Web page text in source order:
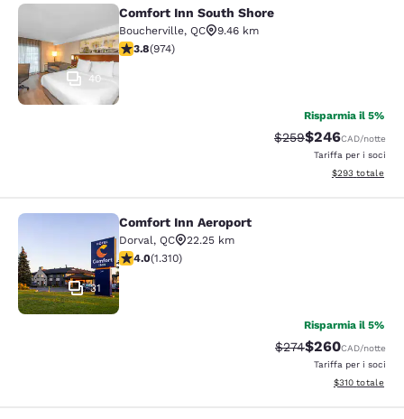
Comfort Inn South Shore
40
Comfort Inn South Shore
Boucherville, QC
9.46 km
Valutazione di 3.8 stelle. Buono. 974 recensioni
3.8(974)
Risparmia il 5%
Tariffa di barratura:
$259Tariffa
$246CAD/notte
Tariffa per i soci
Visualizza i
$293 totale
Comfort Inn Aeroport
31
Comfort Inn Aeroport
Dorval, QC
22.25 km
Valutazione di 4.04 stelle. Molto buono. 1310
4.0(1.310)
Risparmia il 5%
Tariffa di barratura:
$274Tariffa
$260CAD/notte
Tariffa per i soci
Visualizza i
$310 totale